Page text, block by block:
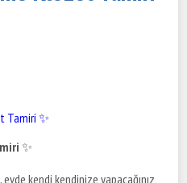
Tamiri ✨
✨
kendi kendinize yapacağınız